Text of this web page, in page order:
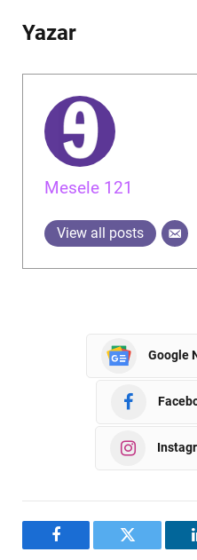
Yazar
Mesele 121
View all posts
Google
Facebook Twitter